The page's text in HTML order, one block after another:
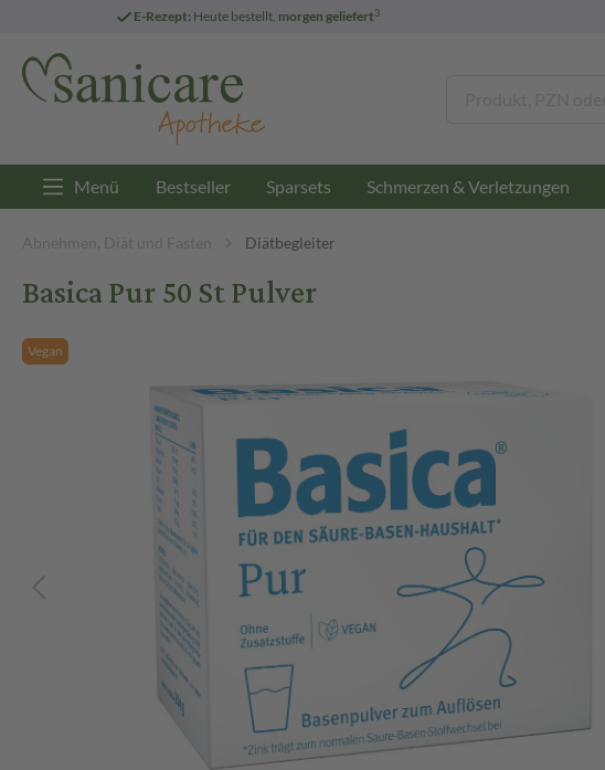
E-Rezept: Heute bestellt, morgen geliefert3
Menü Bestseller Sparsets Schmerzen & Verletzungen
Abnehmen, Diät und Fasten Diätbegleiter
Basica Pur 50 St Pulver
Vegan